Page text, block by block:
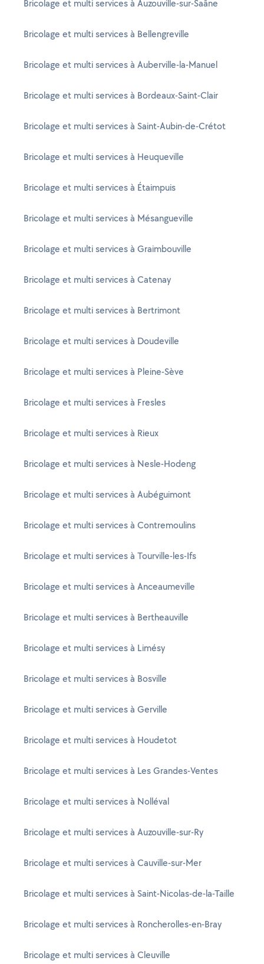
Bricolage et multi services à Auzouville-sur-Saâne
Bricolage et multi services à Bellengreville
Bricolage et multi services à Auberville-la-Manuel
Bricolage et multi services à Bordeaux-Saint-Clair
Bricolage et multi services à Saint-Aubin-de-Crétot
Bricolage et multi services à Heuqueville
Bricolage et multi services à Étaimpuis
Bricolage et multi services à Mésangueville
Bricolage et multi services à Graimbouville
Bricolage et multi services à Catenay
Bricolage et multi services à Bertrimont
Bricolage et multi services à Doudeville
Bricolage et multi services à Pleine-Sève
Bricolage et multi services à Fresles
Bricolage et multi services à Rieux
Bricolage et multi services à Nesle-Hodeng
Bricolage et multi services à Aubéguimont
Bricolage et multi services à Contremoulins
Bricolage et multi services à Tourville-les-Ifs
Bricolage et multi services à Anceaumeville
Bricolage et multi services à Bertheauville
Bricolage et multi services à Limésy
Bricolage et multi services à Bosville
Bricolage et multi services à Gerville
Bricolage et multi services à Houdetot
Bricolage et multi services à Les Grandes-Ventes
Bricolage et multi services à Nolléval
Bricolage et multi services à Auzouville-sur-Ry
Bricolage et multi services à Cauville-sur-Mer
Bricolage et multi services à Saint-Nicolas-de-la-Taille
Bricolage et multi services à Roncherolles-en-Bray
Bricolage et multi services à Cleuville